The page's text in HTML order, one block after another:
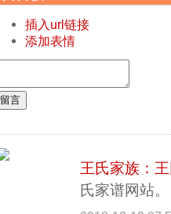
插入url链接
添加表情
留言
王氏家族：
氏家谱网站。